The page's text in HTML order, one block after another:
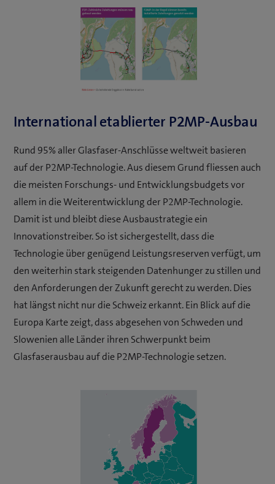
International etablierter P2MP-Ausbau
Rund 95% aller Glasfaser-Anschlüsse weltweit basieren
auf der P2MP-Technologie. Aus diesem Grund fliessen auch
die meisten Forschungs- und Entwicklungsbudgets vor
allem in die Weiterentwicklung der P2MP-Technologie.
Damit ist und bleibt diese Ausbaustrategie ein
Innovationstreiber. So ist sichergestellt, dass die
Technologie über genügend Leistungsreserven verfügt, um
den weiterhin stark steigenden Datenhunger zu stillen und
den Anforderungen der Zukunft gerecht zu werden. Dies
hat längst nicht nur die Schweiz erkannt. Ein Blick auf die
Europa Karte zeigt, dass abgesehen von Schweden und
Slowenien alle Länder ihren Schwerpunkt beim
Glasfaserausbau auf die P2MP-Technologie setzen.